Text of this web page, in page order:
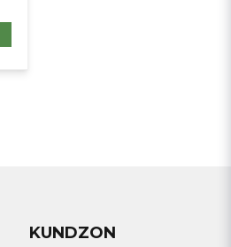
KUNDZON